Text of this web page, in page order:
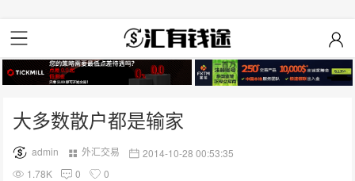
大多数散户都是输家
admin 外汇交易
2014-10-28 00:53:35
1.78K
0 0